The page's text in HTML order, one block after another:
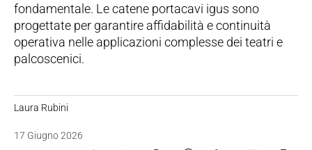
fondamentale. Le catene portacavi igus sono
progettate per garantire affidabilità e continuità
operativa nelle applicazioni complesse dei teatri e
palcoscenici.
Laura Rubini
17 Giugno 2026